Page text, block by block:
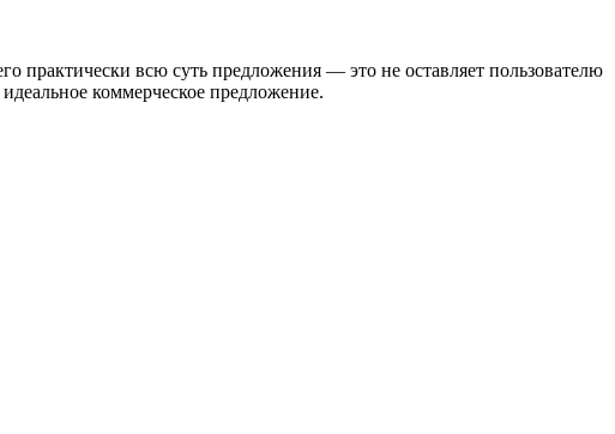
практически всю суть предложения — это не оставляет пользователю
коммерческое предложение.